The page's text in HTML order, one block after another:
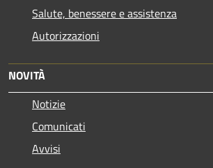
Salute, benessere e assistenza
Autorizzazioni
NOVITÀ
Notizie
Comunicati
Avvisi